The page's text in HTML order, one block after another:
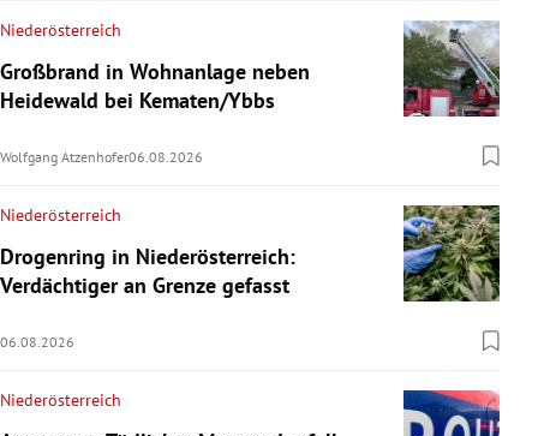
Niederösterreich
Großbrand in Wohnanlage neben
Heidewald bei Kematen/Ybbs
Wolfgang Atzenhofer06.08.2026
Niederösterreich
Drogenring in Niederösterreich:
Verdächtiger an Grenze gefasst
06.08.2026
Niederösterreich